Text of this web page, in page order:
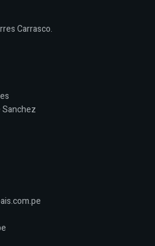
Carrasco.
Sanchez